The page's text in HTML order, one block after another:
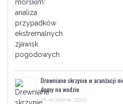
Drewniane skrzynie w aranżacji
domy na wodzie
28 września, 2025